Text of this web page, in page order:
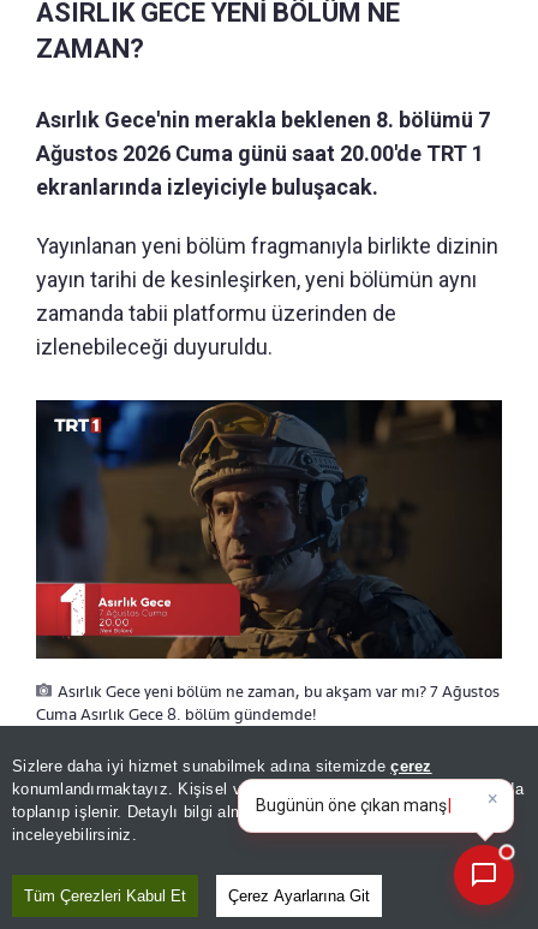
Sizlere daha iyi hizmet sunabilmek adına sitemizdeçerez
konumlandırmaktayız. Kişisel verileriniz, KVKK ve GDPR kapsamında
toplanıp işlenir. Detaylı bilgi almak içinAydınlatma Metnimizi
inceleyebilirsiniz.
Tüm Çerezleri Kabul Et Çerez Ayarlarına Git
ASIRLIK GECE YENİ BÖLÜM NE
ZAMAN?
Asırlık Gece'nin merakla beklenen 8. bölümü 7
Ağustos 2026 Cuma günü saat 20.00'de TRT 1
ekranlarında izleyiciyle buluşacak.
Yayınlanan yeni bölüm fragmanıyla birlikte dizinin
yayın tarihi de kesinleşirken, yeni bölümün aynı
zamanda tabii platformu üzerinden de
izlenebileceği duyuruldu.
Asırlık Gece yeni bölüm ne zaman, bu akşam var mı? 7 Ağustos
Cuma Asırlık Gece 8. bölüm gündemde!
ASIRLIK GECE BU AKŞAM VAR MI?
Asırlık Gece bu akşam yeni bölümüyle
ekranlarda yer alacak.Merakla beklenen 8.
×
Bugünün öne çıkan manşetleri
ve gelişmeleri neler?|